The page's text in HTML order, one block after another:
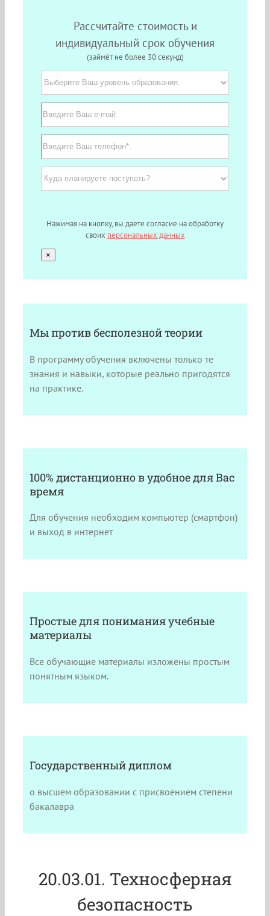
Рассчитайте стоимость и
индивидуальный срок обучения
(займёт не более 30 секунд)
Нажимая на кнопку, вы даете согласие на обработку
своих персональных данных
×
Мы против бесполезной теории
В программу обучения включены только те
знания и навыки, которые реально пригодятся
на практике.
100% дистанционно в удобное для Вас
время
Для обучения необходим компьютер (смартфон)
и выход в интернет
Простые для понимания учебные
материалы
Все обучающие материалы изложены простым
понятным языком.
Государственный диплом
о высшем образовании с присвоением степени
бакалавра
20.03.01. Техносферная
безопасность